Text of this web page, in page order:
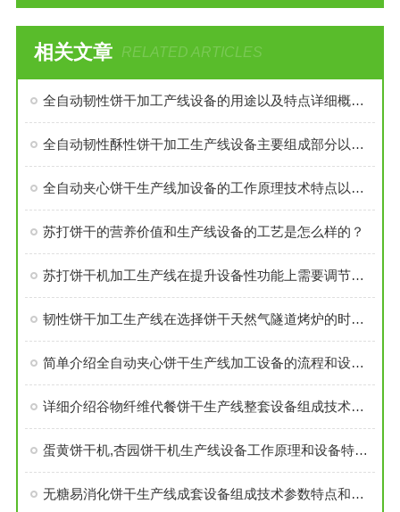
相关文章 RELATED ARTICLES
全自动韧性饼干加工产线设备的用途以及特点详细概述分析
全自动韧性酥性饼干加工生产线设备主要组成部分以及生产工艺技术参数介绍
全自动夹心饼干生产线加设备的工作原理技术特点以及作用介绍
苏打饼干的营养价值和生产线设备的工艺是怎么样的？
苏打饼干机加工生产线在提升设备性功能上需要调节哪些工艺呢？
韧性饼干加工生产线在选择饼干天然气隧道烤炉的时候要注意哪些事项？
简单介绍全自动夹心饼干生产线加工设备的流程和设备特点产量
详细介绍谷物纤维代餐饼干生产线整套设备组成技术参数以及特点
蛋黄饼干机,杏园饼干机生产线设备工作原理和设备特点介绍
无糖易消化饼干生产线成套设备组成技术参数特点和用途性能详细分析比较